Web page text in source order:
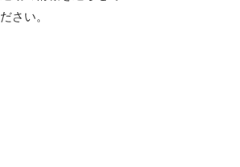
さい。